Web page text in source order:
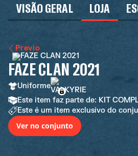
VISÃO GERAL LOJA
Previo
FAZE CLAN 2021
Uniforme
Este item faz parte de: KIT
Este é um item exclusivo do
Ver no conjunto